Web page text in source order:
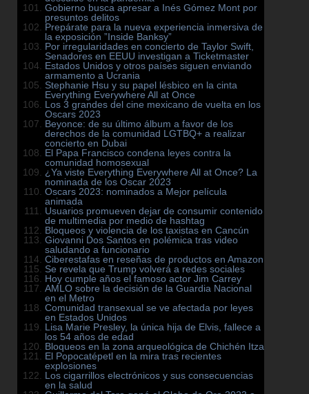
Gobierno busca apresar a Inés Gómez Mont por
presuntos delitos
Prepárate para la nueva experiencia inmersiva de
la exposición ”Inside Banksy”
Por irregularidades en concierto de Taylor Swift,
Senadores en EEUU investigan a Ticketmaster
Estados Unidos y otros países siguen enviando
armamento a Ucrania
Stephanie Hsu y su papel lésbico en la cinta
Everything Everywhere All at Once
Los 3 grandes del cine mexicano de vuelta en los
Oscars 2023
Beyonce: de su último álbum a favor de los
derechos de la comunidad LGTBQ+ a realizar
concierto en Dubai
El Papa Francisco condena leyes contra la
comunidad homosexual
¿Ya viste Everything Everywhere All at Once? La
nominada de los Oscar 2023
Oscars 2023: nominados a Mejor película
animada
Usuarios promueven dejar de consumir contenido
de multimedia por medio de hashtag
Bloqueos y violencia de los taxistas en Cancún
Giovanni Dos Santos en polémica tras video
saludando a funcionario
Ciberestafas en reseñas de productos en Amazon
Se revela que Trump volverá a redes sociales
Hoy cumple años el famoso actor Jim Carrey
AMLO sobre la decisión de la Guardia Nacional
en el Metro
Comunidad transexual se ve afectada por leyes
en Estados Unidos
Lisa Marie Presley, la única hija de Elvis, fallece a
los 54 años de edad
Bloqueos en la zona arqueológica de Chichén Itza
El Popocatépetl en la mira tras recientes
explosiones
Los cigarrillos electrónicos y sus consecuencias
en la salud